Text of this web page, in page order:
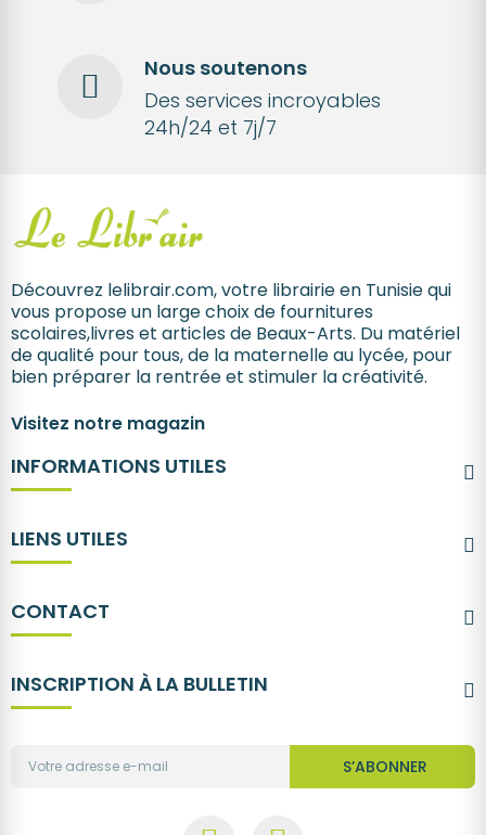
Nous soutenons
Des services incroyables
24h/24 et 7j/7
Découvrez lelibrair.com, votre librairie en Tunisie qui
vous propose un large choix de fournitures
scolaires,livres et articles de Beaux-Arts. Du matériel
de qualité pour tous, de la maternelle au lycée, pour
bien préparer la rentrée et stimuler la créativité.
Visitez notre magazin
INFORMATIONS UTILES
LIENS UTILES
CONTACT
INSCRIPTION À LA BULLETIN
S’ABONNER